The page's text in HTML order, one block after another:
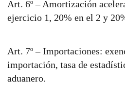
Art. 6º – Amortización
ejercicio 1, 20% en el 2 y
Art. 7º – Importaciones:
importación, tasa de
aduanero.